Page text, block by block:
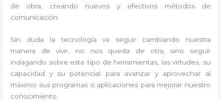
de obra, creando nuevos y efectivos métodos de
comunicación.
Sin duda la tecnología va seguir cambiando nuestra
manera de vivir, no nos queda de otra, sino seguir
indagando sobre este tipo de herramientas, las virtudes, su
capacidad y su potencial para avanzar y aprovechar al
máximo sus programas o aplicaciones para mejorar nuestro
conocimiento.